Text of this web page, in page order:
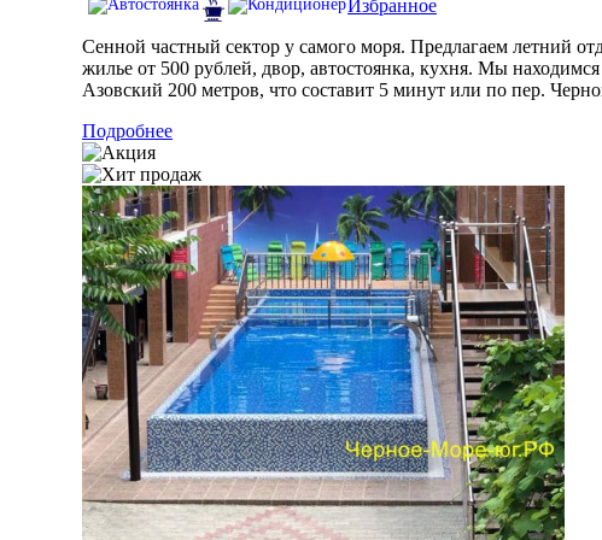
Избранное
Сенной частный сектор у самого моря. Предлагаем летний
жилье от 500 рублей, двор, автостоянка, кухня. Мы
Азовский 200 метров, что составит 5 минут или по пер.
Подробнее